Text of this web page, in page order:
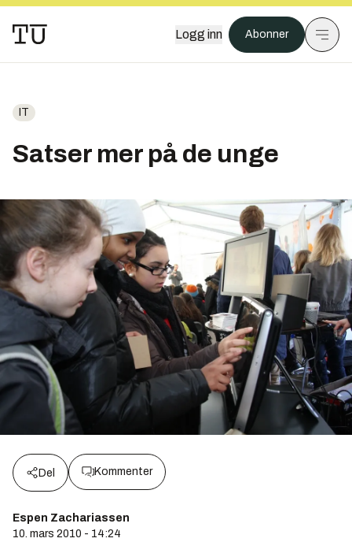
Logg inn Abonner
IT
Satser mer på de unge
Del Kommenter
Espen Zachariassen
10. mars 2010 - 14:24